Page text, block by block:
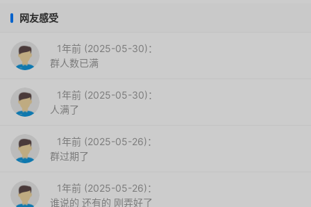
网友感受
1年前 (2025-05-30)：
群人数已满
1年前 (2025-05-30)：
人满了
1年前 (2025-05-26)：
群过期了
1年前 (2025-05-26)：
谁说的 还有的 刚弄好了